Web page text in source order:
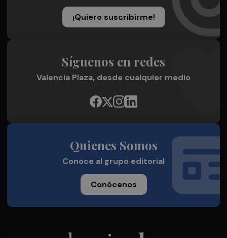
¡Quiero suscribirme!
Síguenos en redes
Valencia Plaza, desde cualquier medio
Quienes Somos
Conoce al grupo editorial
Conócenos